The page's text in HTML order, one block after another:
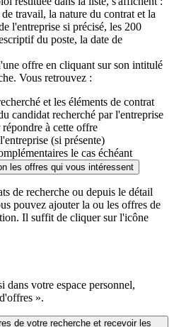
travail, la nature du contrat et la
l'entreprise si précisé, les 200
du poste, la date de
offre en cliquant sur son intitulé
Vous retrouvez :
et les éléments de contrat
candidat recherché par l'entreprise
à cette offre
(si présente)
le cas échéant
les offres qui vous intéressent
de recherche ou depuis le détail
pouvez ajouter la ou les offres de
Il suffit de cliquer sur l'icône
dans votre espace personnel,
».
de votre recherche et recevoir les